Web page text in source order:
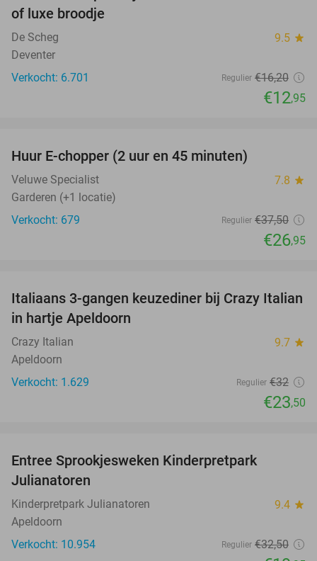
of luxe broodje
De Scheg 9.5 star
Deventer
Verkocht: 6.701
Regulier €16,20
€12,95
Huur E-chopper (2 uur en 45 minuten)
Veluwe Specialist 7.8 star
Garderen (+1 locatie)
Verkocht: 679
Regulier €37,50
€26,95
27%
Italiaans 3-gangen keuzediner bij Crazy Italian
in hartje Apeldoorn
Crazy Italian 9.7 star
Apeldoorn
Verkocht: 1.629
Regulier €32
€23,50
Entree Sprookjesweken Kinderpretpark
Julianatoren
Kinderpretpark Julianatoren 9.4 star
Apeldoorn
Verkocht: 10.954
Regulier €32,50